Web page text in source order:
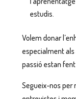
estudis.
Volem donar
especialment
passió estan
Segueix-nos per